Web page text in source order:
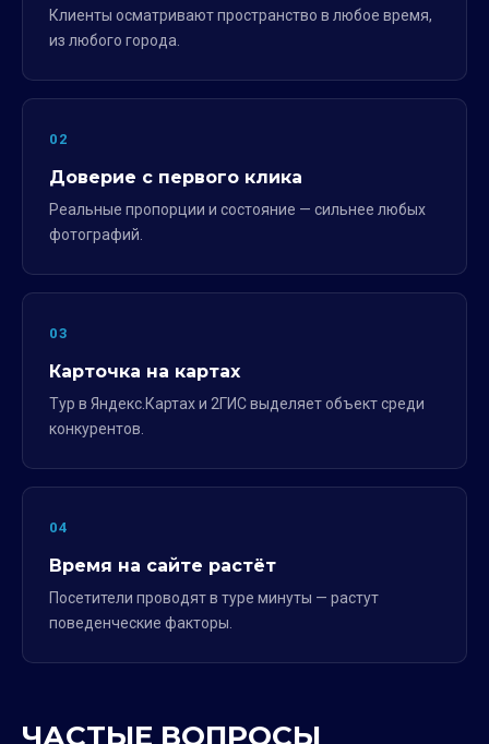
Клиенты осматривают пространство в любое время,
из любого города.
02
Доверие с первого клика
Реальные пропорции и состояние — сильнее любых
фотографий.
03
Карточка на картах
Тур в Яндекс.Картах и 2ГИС выделяет объект среди
конкурентов.
04
Время на сайте растёт
Посетители проводят в туре минуты — растут
поведенческие факторы.
ЧАСТЫЕ ВОПРОСЫ